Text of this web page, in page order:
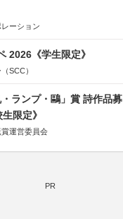
ーション
2026《学生限定》
SCC）
ランプ・鷗」賞 詩作品募
限定》
運営委員会
PR